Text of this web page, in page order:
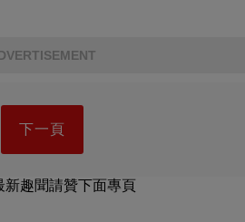
下一頁
新趣聞請贊下面專頁